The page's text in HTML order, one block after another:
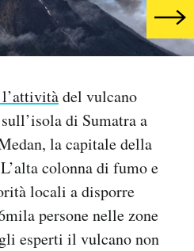
l’attivitàdel vulcano
di Sumatra a
la capitale della
colonna di fumo e
locali a disporre
persone nelle zone
esperti il vulcano non